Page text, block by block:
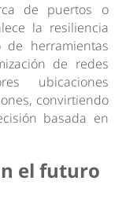
de puertos o
la resiliencia
de herramientas
de redes
ubicaciones
convirtiendo
basada en
el futuro